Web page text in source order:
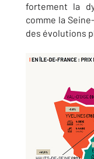
fortement la
comme la
des évolutions